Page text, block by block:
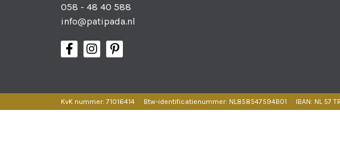
058 - 48 40 588
info@patipada.nl
KvK nummer: 71016414 Btw-identificatienummer: NL858547594B01 IBAN: NL 57